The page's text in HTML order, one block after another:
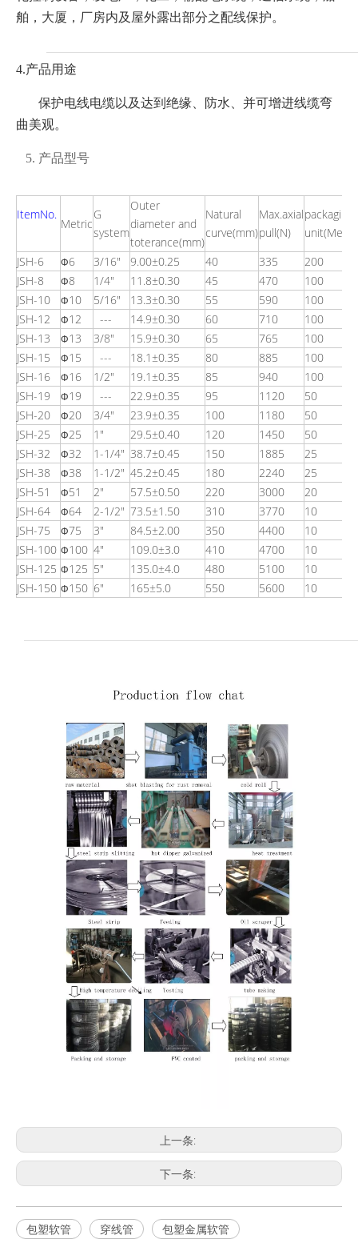
舶，大厦，厂房内及屋外露出部分之配线保护。
4.产品用途
保护电线电缆以及达到绝缘、防水、并可增进线缆弯
曲美观。
5. 产品型号
ItemNo.
Metric
G
system
Outer
diameter and
toterance(mm)
Natural
curve(mm)
Max.axial
pull(N)
packaging
JSH-6
Φ6 3/16" 9.00±0.25 40 335
200
JSH-8
Φ8 1/4" 11.8±0.30 45 470
100
JSH-10
Φ10 5/16" 13.3±0.30 55 590
100
JSH-12
Φ12 --- 14.9±0.30 60 710
100
JSH-13
Φ13 3/8" 15.9±0.30 65 765
100
JSH-15
Φ15 --- 18.1±0.35 80 885
100
JSH-16
Φ16 1/2" 19.1±0.35 85 940
100
JSH-19
Φ19 --- 22.9±0.35 95 1120
50
JSH-20
Φ20 3/4" 23.9±0.35 100 1180
50
JSH-25
Φ25 1" 29.5±0.40 120 1450
50
JSH-32
Φ32 1-1/4" 38.7±0.45 150 1885
25
JSH-38
Φ38 1-1/2" 45.2±0.45 180 2240
25
JSH-51
Φ51 2" 57.5±0.50 220 3000
20
JSH-64
Φ64 2-1/2" 73.5±1.50 310 3770
10
JSH-75
Φ75 3" 84.5±2.00 350 4400
10
JSH-100 Φ100 4" 109.0±3.0 410 4700
10
JSH-125 Φ125 5" 135.0±4.0 480 5100
10
JSH-150 Φ150 6" 165±5.0 550 5600 10
上一条:
下一条:
包塑软管 穿线管 包塑金属软管